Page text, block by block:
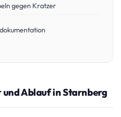
gegen Kratzer
und Ablauf in Starnberg